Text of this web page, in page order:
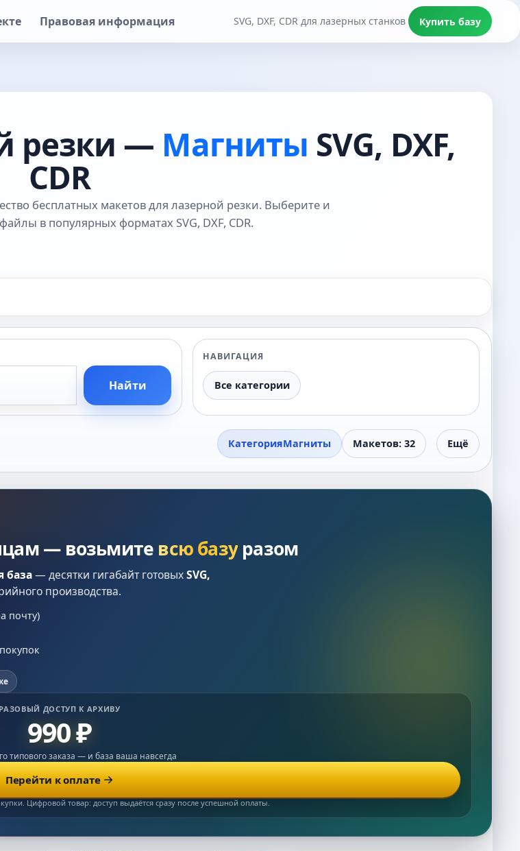
Правовая информация SVG, DXF, CDR для лазерных станков Купить базу
резки — Магниты SVG, DXF,
CDR
бесплатных макетов для лазерной резки. Выберите и
в популярных форматах SVG, DXF, CDR.
Найти
НАВИГАЦИЯ
Все категории
КатегорияМагниты Макетов: 32 Ещё
— возьмите всю базу разом
база— десятки гигабайт готовыхSVG,
производства.
почту)
РАЗОВЫЙ ДОСТУП К АРХИВУ
990 ₽
типового заказа — и база ваша навсегда
Перейти к оплате
Цифровой товар: доступ выдаётся сразу после успешной оплаты.